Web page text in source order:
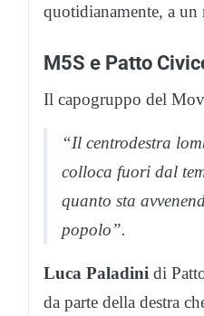
quotidianamente, a un
M5S e Patto
Il capogruppo del
“Il centrodestra
colloca fuori dal
quanto sta
popolo”.
Luca Paladini di
da parte della destra